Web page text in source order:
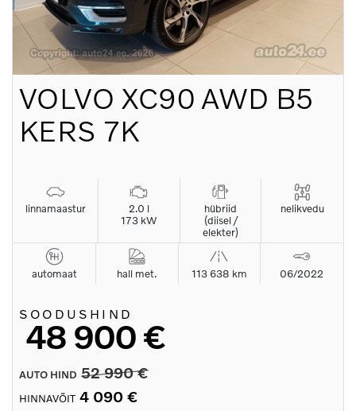
VOLVO XC90 AWD B5
KERS 7K
linnamaastur
2.0 l
173 kW
hübriid
(diisel /
elekter)
nelikvedu
automaat hall met. 113 638 km 06/2022
SOODUSHIND
48 900 €
AUTO HIND 52 990 €
HINNAVÕIT 4 090 €